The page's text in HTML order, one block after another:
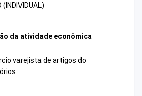
(INDIVIDUAL)
da atividade econômica
varejista de artigos do